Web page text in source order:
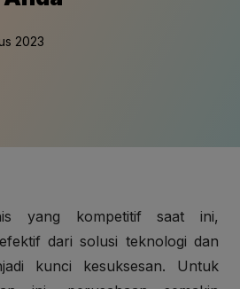
2023
yang kompetitif saat ini,
dari solusi teknologi dan
kunci kesuksesan. Untuk